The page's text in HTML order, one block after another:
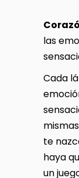
las
Cada
te
haya
un